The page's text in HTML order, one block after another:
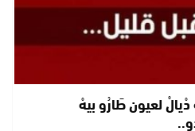
لعيون طَارُو بيهْ